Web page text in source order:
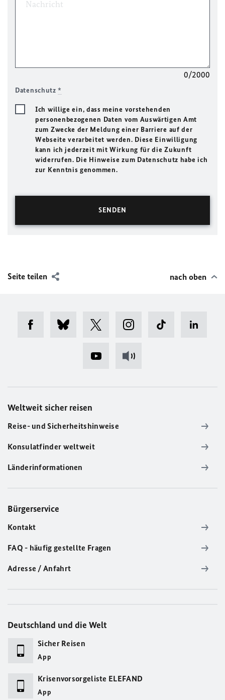
0/2000
Datenschutz*
Ich willige ein, dass meine vorstehenden
personenbezogenen Daten vom Auswärtigen Amt
zum Zwecke der Meldung einer Barriere auf der
Webseite verarbeitet werden. Diese Einwilligung
kann ich jederzeit mit Wirkung für die Zukunft
widerrufen. Die Hinweise zum Datenschutz habe ich
zur Kenntnis genommen.
Seite teilen nach oben
Weltweit sicher reisen
Reise- und Sicherheitshinweise
Konsulatfinder weltweit
Länderinformationen
Bürgerservice
Kontakt
FAQ - häufig gestellte Fragen
Adresse / Anfahrt
Deutschland und die Welt
Sicher Reisen
App
Krisenvorsorgeliste ELEFAND
App